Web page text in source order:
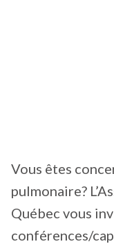
Vous êtes
pulmonaire?
Québec vous
conférences/